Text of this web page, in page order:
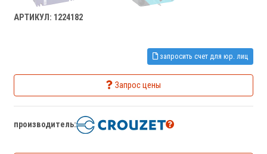
АРТИКУЛ: 1224182
запросить счет для юр. лиц
Запрос цены
производитель: